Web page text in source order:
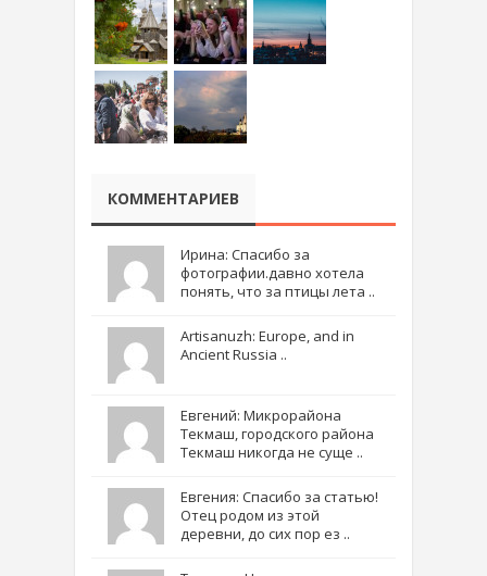
КОММЕНТАРИЕВ
Ирина: Спасибо за
фотографии.давно хотела
понять, что за птицы лета ..
Artisanuzh: Europe, and in
Ancient Russia ..
Евгений: Микрорайона
Текмаш, городского района
Текмаш никогда не суще ..
Евгения: Спасибо за статью!
Отец родом из этой
деревни, до сих пор ез ..